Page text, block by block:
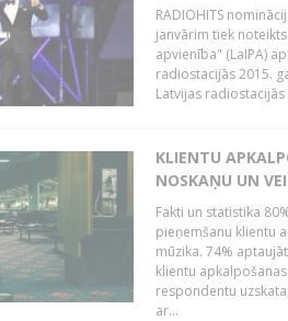
RADIOHITS
janvārim tiek
apvienība" (LaIPA)
radiostacijās 2015.
Latvijas
KLIENTU
NOSKAŅU UN
Fakti un statistika
pieņemšanu klientu
mūzika. 74%
klientu
respondentu
ar...